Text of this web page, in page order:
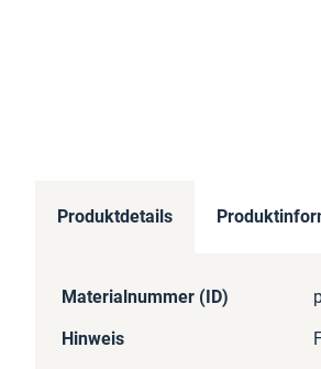
Produktdetails
Mehr
Materialnummer (ID)
Hinweis